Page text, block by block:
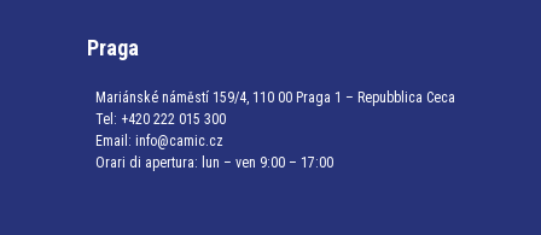
Praga
Mariánské náměstí 159/4, 110 00 Praga 1 – Repubblica Ceca
Tel: +420 222 015 300
Email: info@camic.cz
Orari di apertura: lun – ven 9:00 – 17:00